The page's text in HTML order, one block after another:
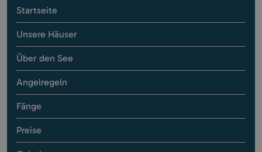
Startseite
Unsere Häuser
Über den See
Angelregeln
Fänge
Preise